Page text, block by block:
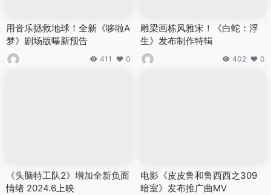
用音乐拯救地球！全新《哆啦A
梦》剧场版曝新预告
411 0
雕梁画栋风雅宋！《白蛇：浮
生》发布制作特辑
402 0
《头脑特工队2》增加全新负面
情绪 2024.6上映
电影《皮皮鲁和鲁西西之309
暗室》发布推广曲MV